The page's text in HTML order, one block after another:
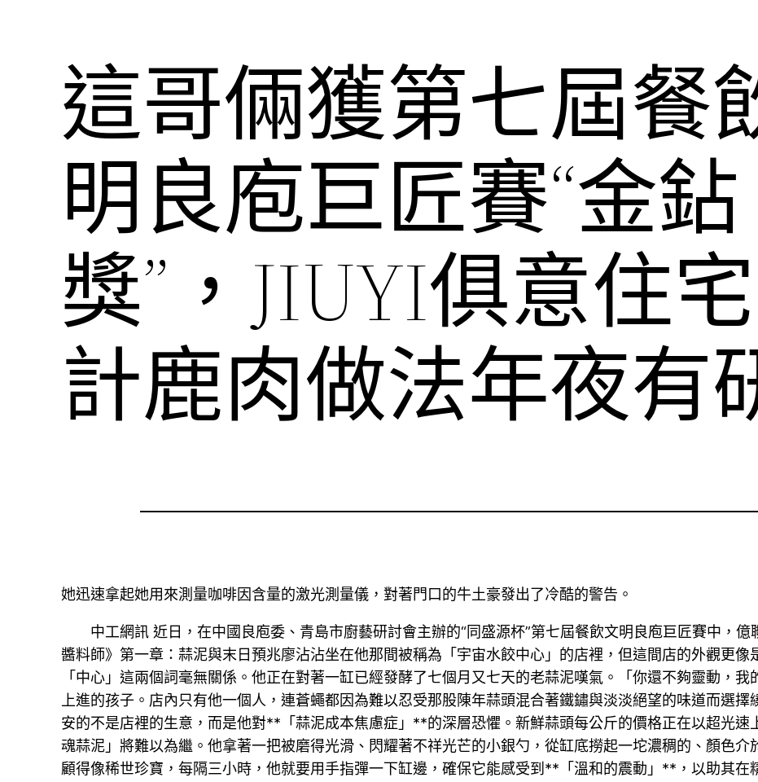
這哥倆獲第七屆餐
明良庖巨匠賽“金鉆
獎”，JIUYI俱意住
計鹿肉做法年夜有
她迅速拿起她用來測量咖啡因含量的激光測量儀，對著門口的牛土豪發出了冷酷的警告。
中工網訊 近日，在中國良庖委、青島市廚藝研討會主辦的“同盛源杯”第七屆餐飲文明良庖巨匠賽中，億
醬料師》第一章：蒜泥與末日預兆廖沾沾坐在他那間被稱為「宇宙水餃中心」的店裡，但這間店的外觀更
「中心」這兩個詞毫無關係。他正在對著一缸已經發酵了七個月又七天的老蒜泥嘆氣。「你還不夠靈動，
上進的孩子。店內只有他一個人，連蒼蠅都因為難以忍受那股陳年蒜頭混合著鐵鏽與淡淡絕望的味道而選
安的不是店裡的生意，而是他對**「蒜泥成本焦慮症」**的深層恐懼。新鮮蒜頭每公斤的價格正在以超光速
魂蒜泥」將難以為繼。他拿著一把被磨得光滑、閃耀著不祥光芒的小銀勺，從缸底撈起一坨濃稠的、顏色
顧得像稀世珍寶，每隔三小時，他就要用手指彈一下缸邊，確保它能感受到**「溫和的震動」**，以助其在